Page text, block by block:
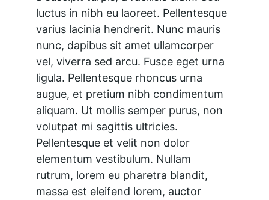
luctus in nibh eu laoreet. Pellentesque
varius lacinia hendrerit. Nunc mauris
nunc, dapibus sit amet ullamcorper
vel, viverra sed arcu. Fusce eget urna
ligula. Pellentesque rhoncus urna
augue, et pretium nibh condimentum
aliquam. Ut mollis semper purus, non
volutpat mi sagittis ultricies.
Pellentesque et velit non dolor
elementum vestibulum. Nullam
rutrum, lorem eu pharetra blandit,
massa est eleifend lorem, auctor